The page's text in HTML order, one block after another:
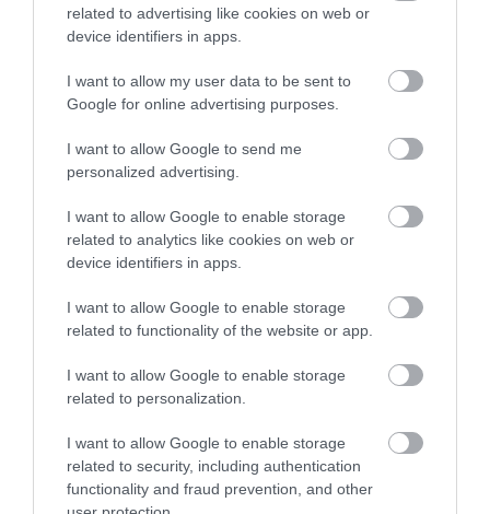
related to advertising like cookies on web or
device identifiers in apps.
I want to allow my user data to be sent to
Google for online advertising purposes.
I want to allow Google to send me
personalized advertising.
I want to allow Google to enable storage
related to analytics like cookies on web or
device identifiers in apps.
I want to allow Google to enable storage
related to functionality of the website or app.
I want to allow Google to enable storage
related to personalization.
I want to allow Google to enable storage
related to security, including authentication
functionality and fraud prevention, and other
eddig összesen körülbelül 5-600 millió dollár körüli
közel 200 milliárd forintot jelent.
darabig, amíg Downey Jr.-t újra a mozivásznon
láthatják, az Avengers:Doomsday ugyanis a tervek
szerint
csak 2026 májusban kerül majd a
mozikba.
az alakításért/ Getty Images
MARVEL CINEMATIC UNIVERSE
MARVEL STUDIOS ROBERT DOWNEY JR.
BOSSZÚÁLLÓK GÁZSI KULTÚRA
2026. JÚLIUS 10. ● KULTÚRA
82 évet élt le úgy a szerzetes, hogy soha